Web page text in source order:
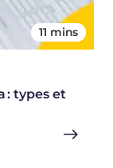
11 mins
: types et